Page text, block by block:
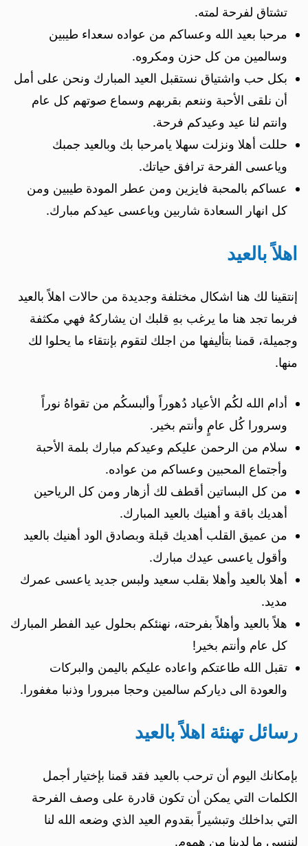
تشتاق لفرحة لمته.
مرحبا بعيد الله وعساكم من عواده سعداء طيبين
وسالمين من كل حزن ومكروه.
بكل حب واشتياق نستقبل العيد المبارك ونحن على أمل
أن نلقى الأحبة وننعم بقربهم وسماع صوتهم كل عام
وانتم لنا عيد وعيدكم فرحة.
حللت أهلا ونزلت سهلا يامرحبا بك وبالعيد جمبك
وياعسى الفرحة ترافق حياتك.
عساكم بالمحبة فايزين ومن عطر المودة طيبين ومن
كل انهار السعادة شاربين وياعسى عيدكم مبارك.
اهلاً بالعيد
إنتقينا لك هنا اشكال مختلفة وجديدة من حالات اهلاً بالعيد
فربما تجد هنا ما يرغب بهِ قلبك ان يشاركهُ فهي مكثفة
وجميلة، قمنا بتأليفها من اجلك لتقوم بإنتقاء ما يحلوا لك
منها.
أدام الله لكُم الأعياد دُهوراً وألبسكُم من تقواهُ نوراً
وسرورا كُل عامٍ وأنتم بخير.
سلام من الرحمن عليكم وعيدكم مبارك بلمة الأحبة
وأجتماع المحبين وعساكم من عواده.
من كل البساتين أقطف لك أزهار ومن كل الرياحين
أهديك باقة و أهنيك بالعيد المبارك.
من عميق القلب أهديك قبلة وبصادق الود أهنيك بالعيد
وأقول ياعسى عيدك مبارك.
أهلا بالعيد وأهلا بقلب سعيد ولبس جديد ياعسى عمرك
مديد.
هلاً بالعيد وأهلاً بفرحته، نهنئكم بحلول عيد الفطر المبارك
كل عام وأنتم بخير!
تقبل الله طاعتكم واعاده عليكم باليمن والبركات
والعودة الى دياركم سالمين وحجا مبرورا وذنبا مغفورا.
رسائل تهنئة اهلاً بالعيد
بإمكانك اليوم أن ترحب بالعيد فقد قمنا بإختيار أجمل
الكلمات التي يمكن أن تكون قادرة على وصف الفرحة
التي بداخلك وتبشيراً بقدوم العيد الذي وضعه الله لنا
لننسى ما لدينا من هموم.